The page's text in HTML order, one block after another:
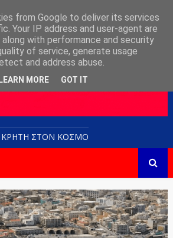
ΣΤΟN KOΣΜΟ
from Google to deliver its services
Your IP address and user-agent are
with performance and security
of service, generate usage
and address abuse.
LEARN MORE GOT IT